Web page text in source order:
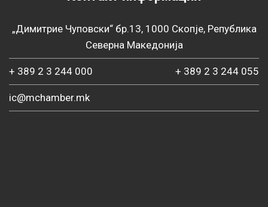
„Димитрие Чуповски“ бр.13, 1000 Скопје, Република
Северна Македонија
+ 389 2 3 244 000 + 389 2 3 244 055
ic@mchamber.mk